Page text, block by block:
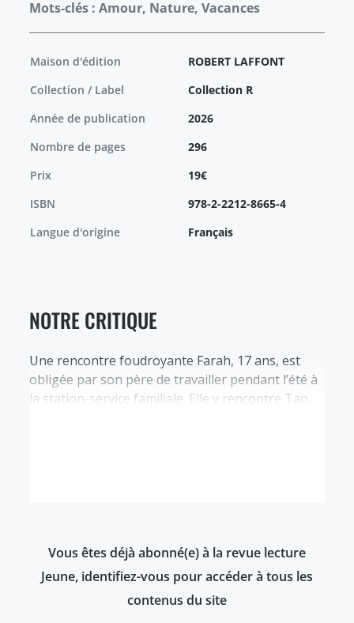
Mots-clés : Amour, Nature, Vacances
Maison d'édition
ROBERT LAFFONT
Collection / Label
Collection R
Année de publication
2026
Nombre de pages
296
Prix
19€
ISBN
978-2-2212-8665-4
Langue d'origine
Français
NOTRE CRITIQUE
Une rencontre foudroyante Farah, 17 ans, est
obligée par son père de travailler pendant l’été à
la station-service familiale. Elle y rencontre Tao,
Vous êtes déjà abonné(e) à la revue lecture
Jeune, identifiez-vous pour accéder à tous les
contenus du site